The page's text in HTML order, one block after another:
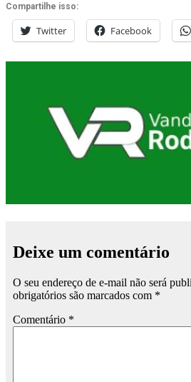
Compartilhe isso:
Twitter Facebook
Deixe um comentário
O seu endereço de e-mail não será
obrigatórios são marcados com *
Comentário *